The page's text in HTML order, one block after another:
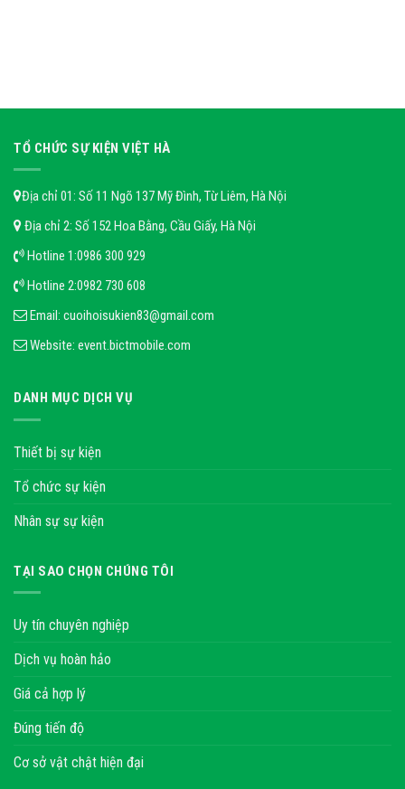
TỔ CHỨC SỰ KIỆN VIỆT HÀ
Địa chỉ 01: Số 11 Ngõ 137 Mỹ Đình, Từ Liêm, Hà Nội
Địa chỉ 2: Số 152 Hoa Bằng, Cầu Giấy, Hà Nội
Hotline 1:0986 300 929
Hotline 2:0982 730 608
Email: cuoihoisukien83@gmail.com
Website: event.bictmobile.com
DANH MỤC DỊCH VỤ
Thiết bị sự kiện
Tổ chức sự kiện
Nhân sự sự kiện
TẠI SAO CHỌN CHÚNG TÔI
Uy tín chuyên nghiệp
Dịch vụ hoàn hảo
Giá cả hợp lý
Đúng tiến độ
Cơ sở vật chật hiện đại